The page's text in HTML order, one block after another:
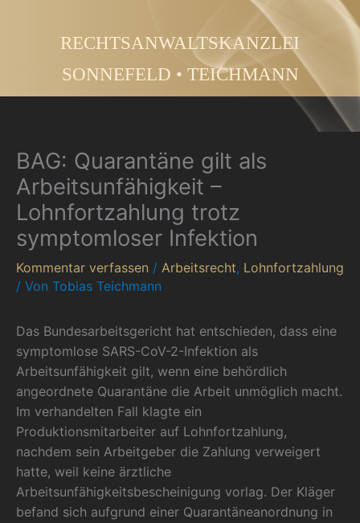
RECHTSANWALTSKANZLEI
SONNEFELD • TEICHMANN
BAG: Quarantäne gilt als
Arbeitsunfähigkeit –
Lohnfortzahlung trotz
symptomloser Infektion
Kommentar verfassen / Arbeitsrecht, Lohnfortzahlung
/ Von Tobias Teichmann
Das Bundesarbeitsgericht hat entschieden, dass eine
symptomlose SARS-CoV-2-Infektion als
Arbeitsunfähigkeit gilt, wenn eine behördlich
angeordnete Quarantäne die Arbeit unmöglich macht.
Im verhandelten Fall klagte ein
Produktionsmitarbeiter auf Lohnfortzahlung,
nachdem sein Arbeitgeber die Zahlung verweigert
hatte, weil keine ärztliche
Arbeitsunfähigkeitsbescheinigung vorlag. Der Kläger
befand sich aufgrund einer Quarantäneanordnung in